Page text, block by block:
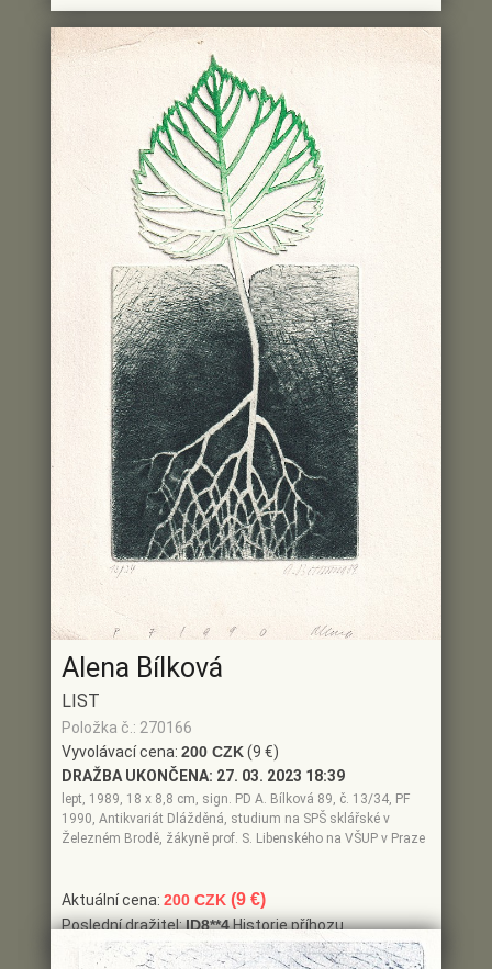
Alena Bílková
LIST
Položka č.: 270166
Vyvolávací cena: 200 CZK(9 €)
DRAŽBA UKONČENA: 27. 03. 2023 18:39
lept, 1989, 18 x 8,8 cm, sign. PD A. Bílková 89, č. 13/34, PF
1990, Antikvariát Dlážděná, studium na SPŠ sklářské v
Železném Brodě, žákyně prof. S. Libenského na VŠUP v Praze
Aktuální cena: 200 CZK (9 €)
Poslední dražitel:ID8**4Historie příhozu